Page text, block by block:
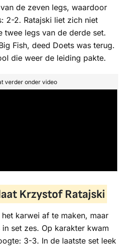
de zeven legs, waardoor
2-2. Ratajski liet zich niet
twee legs van de derde set.
Fish, deed Doets was terug.
die weer de leiding pakte.
verder onder video
Krzystof Ratajski
karwei af te maken, maar
set zes. Op karakter kwam
3-3. In de laatste set leek